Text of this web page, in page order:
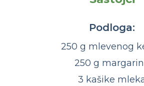
Podloga:
250 g mlevenog
250 g
3 kašike